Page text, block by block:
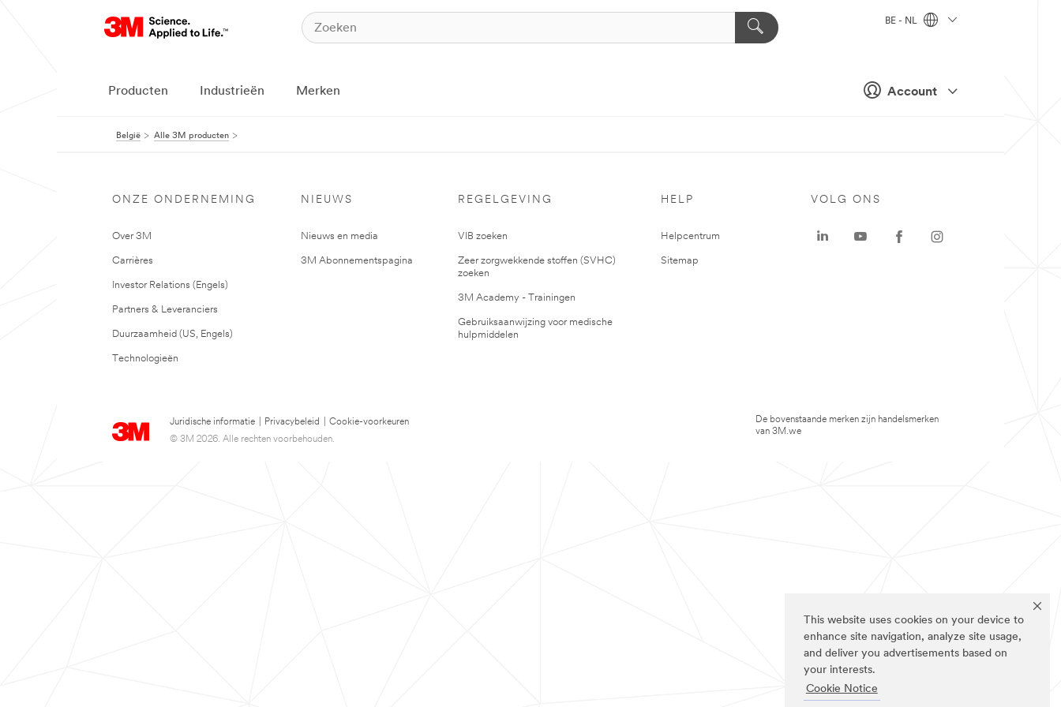
This website uses cookies on your device to
enhance site navigation, analyze site usage,
and deliver you advertisements based on
your interests.
Cookie Notice
Account
BE - NL
Producten Industrieën Merken
België Alle 3M producten
ONZE ONDERNEMING
Over 3M
Carrières
Investor Relations (Engels)
Partners & Leveranciers
Duurzaamheid (US, Engels)
Technologieën
NIEUWS
Nieuws en media
3M Abonnementspagina
REGELGEVING
VIB zoeken
Zeer zorgwekkende stoffen (SVHC)
zoeken
3M Academy - Trainingen
Gebruiksaanwijzing voor medische
hulpmiddelen
HELP
Helpcentrum
Sitemap
Juridische informatie Privacybeleid
Cookie-voorkeuren
© 3M 2026. Alle rechten voorbehouden.
VOLG ONS
De bovenstaande merken zijn handelsmerken
van 3M.we